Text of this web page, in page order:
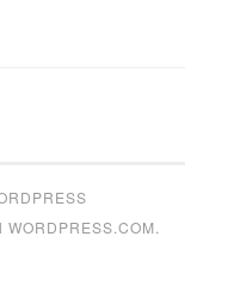
WORDPRESS.COM.